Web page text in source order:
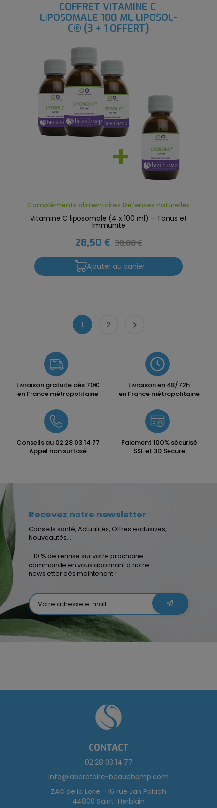
COFFRET VITAMINE C
LIPOSOMALE 100 ML LIPOSOL-
C® (3 + 1 OFFERT)
Compléments alimentaires Défenses naturelles
Vitamine C liposomale (4 x 100 ml) – Tonus et
Immunité
28,50 € 38,00 €
Ajouter au panier
1 2 
Livraison gratuite dès 70€
en France métropolitaine
Livraison en 48/72h
en France métropolitaine
Conseils au 02 28 03 14 77
Appel non surtaxé
Paiement 100% sécurisé
SSL et 3D Secure
Recevez notre newsletter
Conseils santé, Actualités, Offres exclusives,
Nouveautés...
- 10 % de remise sur votre prochaine
commande en vous abonnant à notre
newsletter dès maintenant !
CONTACT
02 28 03 14 77
info@laboratoire-beauchamp.com
ZAC de la Lorie - 16 rue Jan Palach
44800 Saint-Herblain